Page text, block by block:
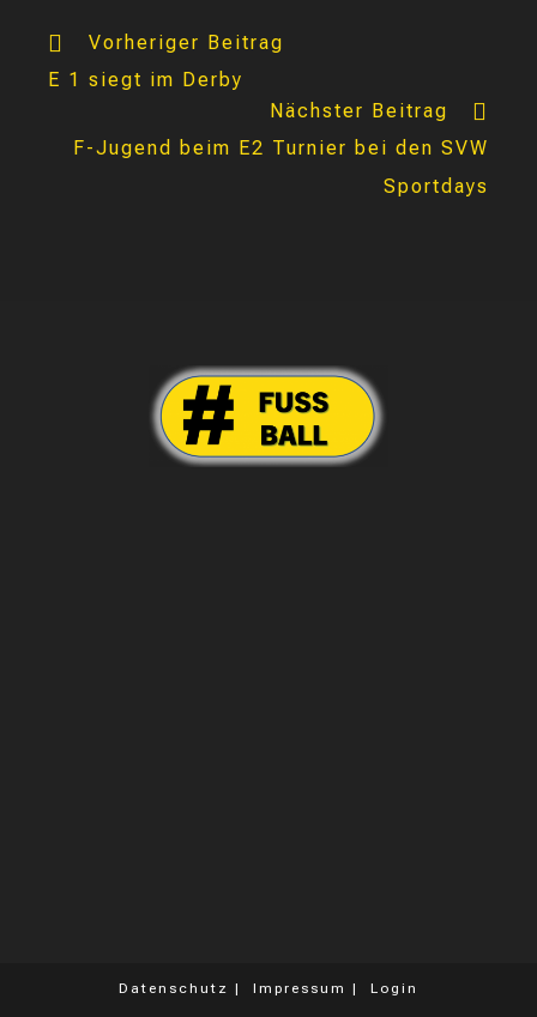
Weitere
ansehen
Vorheriger Beitrag
E 1 siegt im Derby
Nächster Beitrag
F-Jugend beim E2 Turnier bei den SVW
Sportdays
Datenschutz Impressum Login